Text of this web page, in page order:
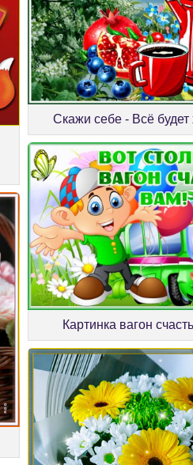
Скажи себе - Всё
Картинка вагон